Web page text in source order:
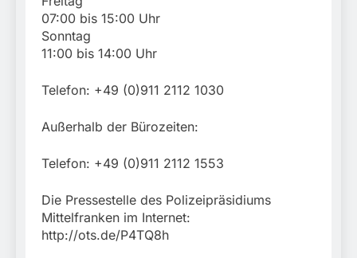
07:00 bis 15:00 Uhr
Sonntag
11:00 bis 14:00 Uhr
Telefon: +49 (0)911 2112 1030
Außerhalb der Bürozeiten:
Telefon: +49 (0)911 2112 1553
Die Pressestelle des Polizeipräsidiums
Mittelfranken im Internet:
http://ots.de/P4TQ8h